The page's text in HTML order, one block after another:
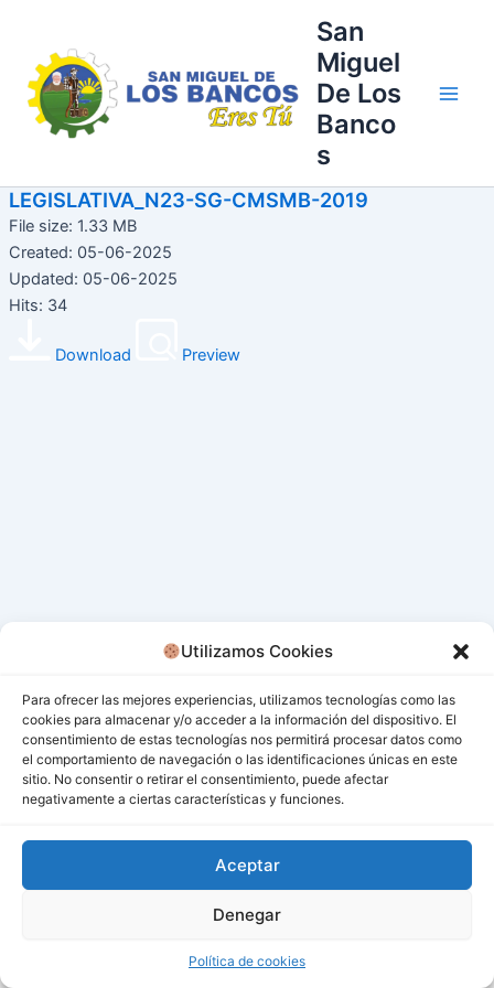
Utilizamos Cookies
Para ofrecer las mejores experiencias, utilizamos tecnologías como las
cookies para almacenar y/o acceder a la información del dispositivo. El
consentimiento de estas tecnologías nos permitirá procesar datos como
el comportamiento de navegación o las identificaciones únicas en este
sitio. No consentir o retirar el consentimiento, puede afectar
negativamente a ciertas características y funciones.
Aceptar
Denegar
Política de cookies
contenido
San
Miguel
De Los
Banco
s
LEGISLATIVA_N23-SG-CMSMB-2019
File size: 1.33 MB
Created: 05-06-2025
Updated: 05-06-2025
Hits: 34
Download Preview
Todos los derechos © 2026 San Miguel De Los Bancos |